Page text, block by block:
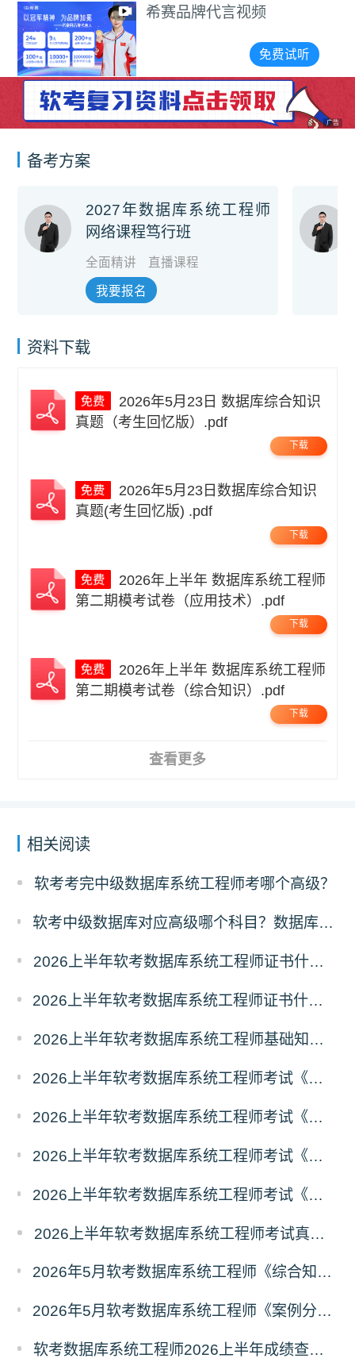
希赛品牌代言视频
免费试听
广告
备考方案
2027年数据库系统工程师
网络课程笃行班
全面精讲 直播课程
我要报名
资料下载
真题（考生回忆版）.pdf
下载
真题(考生回忆版) .pdf
下载
第二期模考试卷（应用技术）.pdf
下载
第二期模考试卷（综合知识）.pdf
下载
查看更多
相关阅读
软考考完中级数据库系统工程师考哪个高级？
软考中级数据库对应高级哪个科目？数据库系统工程师对应高级报考指南
2026上半年软考数据库系统工程师证书什么时候能领取？
2026上半年软考数据库系统工程师证书什么时候发放？怎么发放？
2026上半年软考数据库系统工程师基础知识真题及答案汇总
2026上半年软考数据库系统工程师考试《基础知识》真题及答案（4）
2026上半年软考数据库系统工程师考试《基础知识》真题及答案（3）
2026上半年软考数据库系统工程师考试《基础知识》真题及答案（2）
2026上半年软考数据库系统工程师考试《基础知识》真题及答案（1）
2026上半年软考数据库系统工程师考试真题考情分析
2026年5月软考数据库系统工程师《综合知识》真题（考生回忆版）
2026年5月软考数据库系统工程师《案例分析》真题（考生回忆版）
软考数据库系统工程师2026上半年成绩查询时间及入口